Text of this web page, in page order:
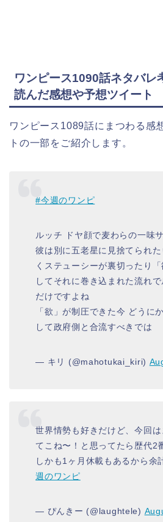
ワンピース1090話ネタバレ
読んだ感想や予想ツイート
ワンピース1089話にまつわる感
トの一部をご紹介します。
#今週のワンピ
ルッチ ドヤ顔で麦わらの一味
彼は別に五老星に見捨てられ
くステューシーが裏切ったり
してそれに巻き込まれた流れ
だけですよね
「欲」が制圧できた今 どうに
して政府側と合流すべきでは
— キリ (@mahotukai_kiri)
世界情勢も好きだけど、今回
てこね〜！と思ってたら歴代2
しかも1ヶ月休載もあるから余
週のワンピ
— ぴんきー (@laughtele)